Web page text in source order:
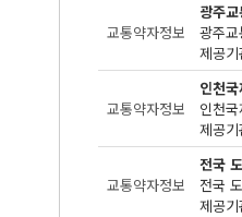
교통약자정보
광주
제공
교통약자정보
인천
제공
교통약자정보
전국
제공